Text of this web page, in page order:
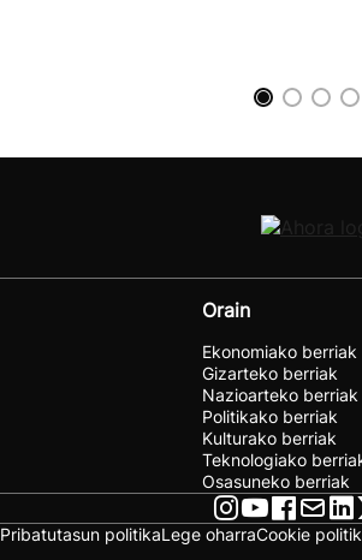
Orain
Ekonomiako berriak
Gizarteko berriak
Nazioarteko berriak
Politikako berriak
Kulturako berriak
Teknologiako
Osasuneko berriak
Pribatutasun politikaLege oharraCookie